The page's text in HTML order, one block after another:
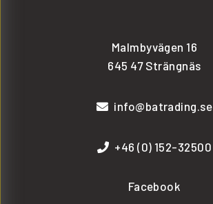
Malmbyvägen 16
645 47 Strängnäs
info@batrading.se
+46 (0) 152-32500
Facebook